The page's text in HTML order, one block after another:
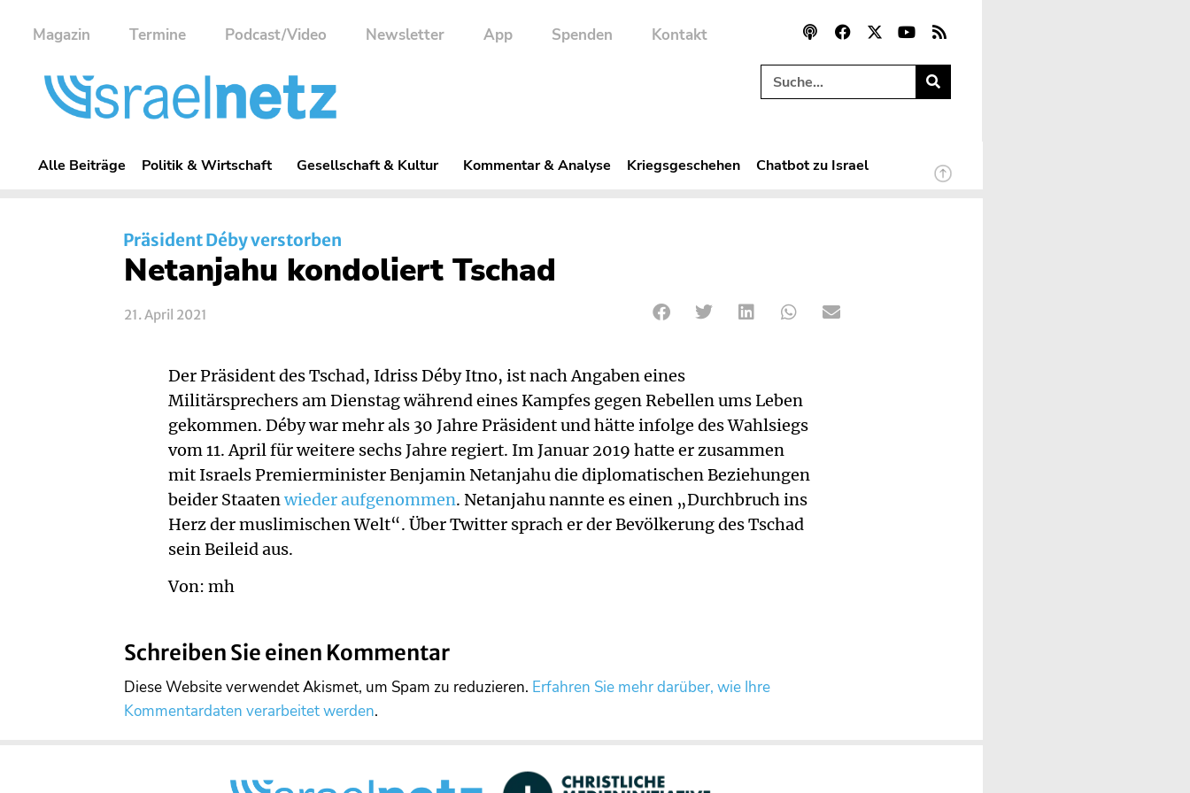
Magazin Termine Podcast/Video Newsletter App Spenden Kontakt
Alle Beiträge Politik & Wirtschaft Gesellschaft & Kultur Kommentar & Analyse Kriegsgeschehen Chatbot zu Israel
Präsident Déby verstorben
Netanjahu kondoliert Tschad
21. April 2021
Der Präsident des Tschad, Idriss Déby Itno, ist nach Angaben eines
Militärsprechers am Dienstag während eines Kampfes gegen Rebellen ums Leben
gekommen. Déby war mehr als 30 Jahre Präsident und hätte infolge des Wahlsiegs
vom 11. April für weitere sechs Jahre regiert. Im Januar 2019 hatte er zusammen
mit Israels Premierminister Benjamin Netanjahu die diplomatischen Beziehungen
beider Staatenwieder aufgenommen. Netanjahu nannte es einen „Durchbruch ins
Herz der muslimischen Welt“. Über Twitter sprach er der Bevölkerung des Tschad
sein Beileid aus.
Von: mh
Schreiben Sie einen Kommentar
Diese Website verwendet Akismet, um Spam zu reduzieren. Erfahren Sie mehr darüber, wie Ihre
Kommentardaten verarbeitet werden.